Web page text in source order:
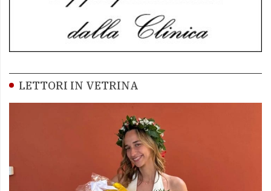
LETTORI IN VETRINA